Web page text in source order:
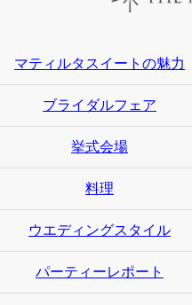
マティルタスイートの魅力
ブライダルフェア
挙式会場
料理
ウエディングスタイル
パーティーレポート